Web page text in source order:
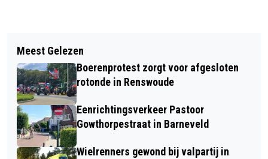
LAMMETJESDAG OP DE GINKELSE
HEIDE
WIELRENNER RAAKT ONWEL EN VALT
VAN FIETS - TRAUMAHELIKOPTER
INGEZET VOOR BIJSTAND IN
RENSWOUDE
Meest Gelezen
Boerenprotest zorgt voor afgesloten
rotonde in Renswoude
Eenrichtingsverkeer Pastoor
Gowthorpestraat in Barneveld
Wielrenners gewond bij valpartij in